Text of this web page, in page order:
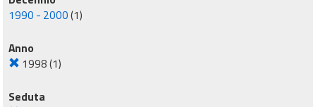
1990 - 2000(1)
Anno
1998(1)
Seduta